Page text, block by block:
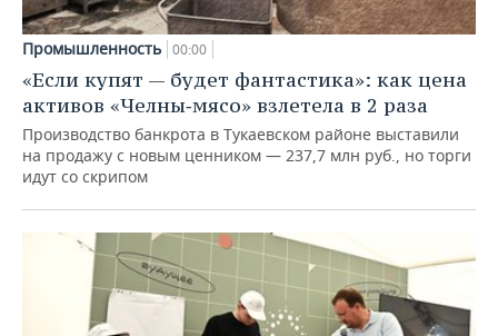
Промышленность 00:00
«Если купят — будет фантастика»: как цена
активов «Челны‑мясо» взлетела в 2 раза
Производство банкрота в Тукаевском районе выставили
на продажу с новым ценником — 237,7 млн руб., но торги
идут со скрипом